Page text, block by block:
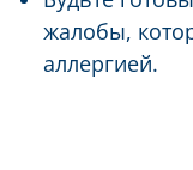
жалобы,
аллергией.